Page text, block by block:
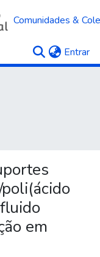
Comunidades &
Entrar
em